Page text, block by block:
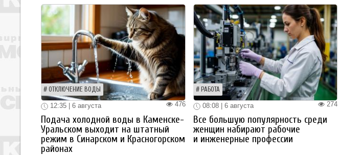
ОТКЛЮЧЕНИЕ ВОДЫ
476
12:35 | 6 августа
Подача холодной воды в Каменске-
Уральском выходит на штатный
режим в Синарском и Красногорском
районах
РАБОТА
274
08:08 | 6 августа
Все большую популярность среди
женщин набирают рабочие
и инженерные профессии